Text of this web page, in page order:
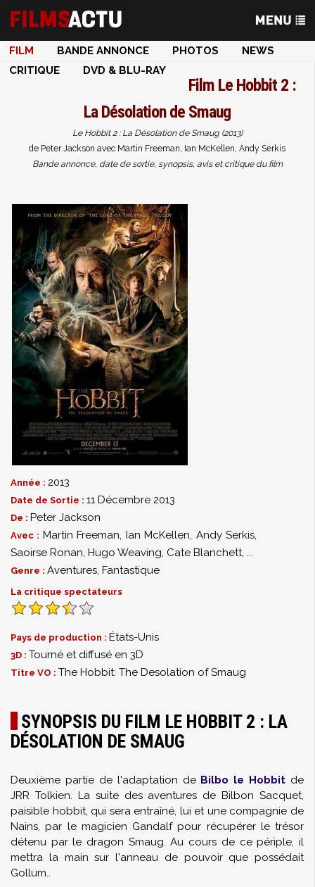
FILM BANDE ANNONCE PHOTOS
NEWS
CRITIQUE
DVD & BLU-RAY
Film Le Hobbit 2 :
La Désolation de Smaug
Le Hobbit 2 : La Désolation de Smaug (2013)
de Peter Jackson avec Martin Freeman, Ian McKellen, Andy Serkis
Bande annonce, date de sortie, synopsis, avis et critique du film
Année : 2013
Date de Sortie : 11 Décembre 2013
De : Peter Jackson
Avec : Martin Freeman, Ian McKellen, Andy Serkis,
Saoirse Ronan, Hugo Weaving, Cate Blanchett, ...
Genre : Aventures, Fantastique
La critique spectateurs
Pays de production : États-Unis
3D : Tourné et diffusé en 3D
Titre VO : The Hobbit: The Desolation of Smaug
SYNOPSIS DU FILM LE HOBBIT 2 : LA
DÉSOLATION DE SMAUG
Deuxième partie de l'adaptation de Bilbo le Hobbit de
JRR Tolkien. La suite des aventures de Bilbon Sacquet,
paisible hobbit, qui sera entraîné, lui et une compagnie de
Nains, par le magicien Gandalf pour récupérer le trésor
détenu par le dragon Smaug. Au cours de ce périple, il
mettra la main sur l'anneau de pouvoir que possédait
Gollum..